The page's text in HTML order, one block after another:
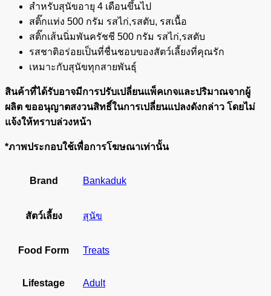
500กรัม
สำหรับสุนัขอายุ 4 เดือนขึ้นไป
สติ๊กแท่ง 500 กรัม รสไก่,รสตับ, รสเนื้อ
สติ๊กเส้นนิ่มพันครัชชี 500 กรัม รสไก่,รสตับ
รสชาติอร่อยเป็นที่ชื่นชอบของสัตว์เลี้ยงที่คุณรัก
เหมาะกับสุนัขทุกสายพันธุ์
สินค้าที่ได้รับอาจมีการปรับเปลี่ยนแพ็คเกจและปริมาณจากผู้
ผลิต ขออนุญาตสงวนสิทธิ์ในการเปลี่ยนแปลงดังกล่าว โดยไม่
แจ้งให้ทราบล่วงหน้า
*ภาพประกอบใช้เพื่อการโฆษณาเท่านั้น
Brand Bankaduk
สัตว์เลี้ยง สุนัข
Food Form Treats
Lifestage Adult